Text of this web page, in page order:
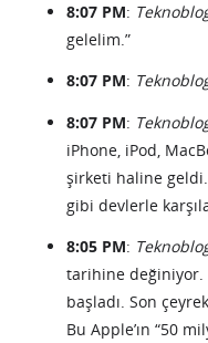
8:07 PM:
gelelim.”
8:07 PM:
8:07 PM:
iPhone, iPod,
şirketi haline
gibi devlerle
8:05 PM:
tarihine değiniyor.
başladı. Son
Bu Apple’ın “50